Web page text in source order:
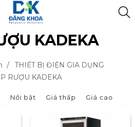
KADEKA
/
THIẾT BỊ ĐIỆN GIA DỤNG
RƯỢU KADEKA
Nổi bật Giá thấp Giá cao